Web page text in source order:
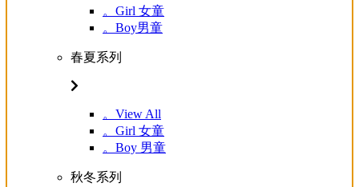
。Girl 女童
。Boy男童
春夏系列
。View All
。Girl 女童
。Boy 男童
秋冬系列